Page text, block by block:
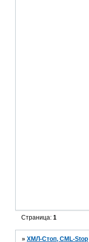
Страница:1
»ХМЛ-Стоп, CML-Stop